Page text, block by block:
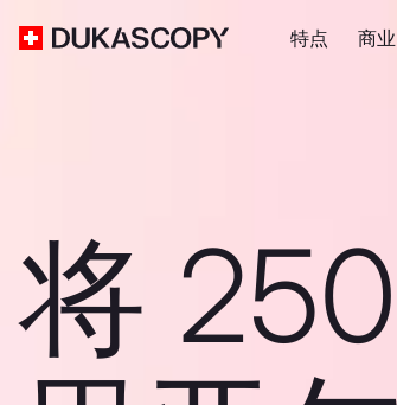
特点 商业
将